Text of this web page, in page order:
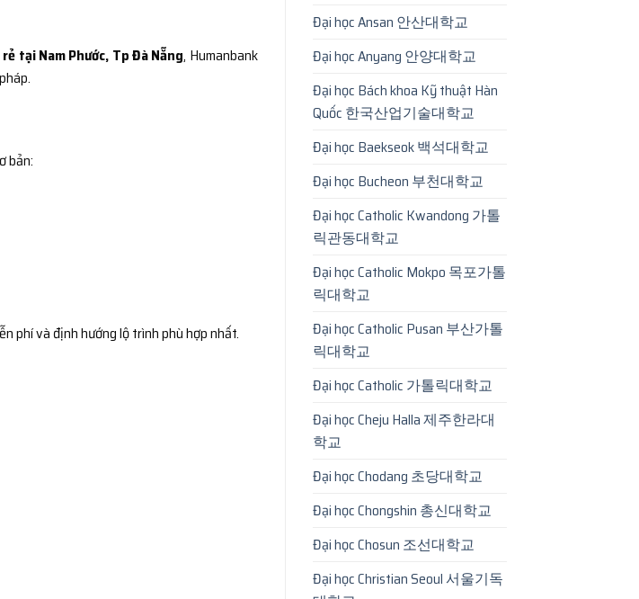
tại Nam Phước, Tp Đà Nẵng, Humanbank
bản:
phí và định hướng lộ trình phù hợp nhất.
Đại học Ansan 안산대학교
Đại học Anyang 안양대학교
Đại học Bách khoa Kỹ thuật Hàn
Quốc 한국산업기술대학교
Đại học Baekseok 백석대학교
Đại học Bucheon 부천대학교
Đại học Catholic Kwandong 가톨
릭관동대학교
Đại học Catholic Mokpo 목포가톨
릭대학교
Đại học Catholic Pusan 부산가톨
릭대학교
Đại học Catholic 가톨릭대학교
Đại học Cheju Halla 제주한라대
학교
Đại học Chodang 초당대학교
Đại học Chongshin 총신대학교
Đại học Chosun 조선대학교
Đại học Christian Seoul 서울기독